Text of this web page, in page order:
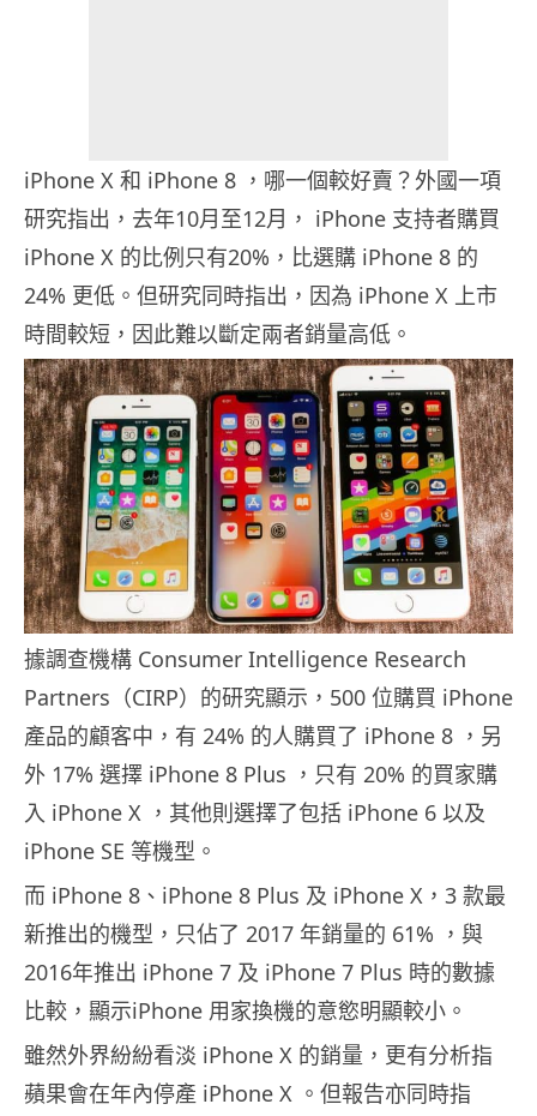
iPhone X 和 iPhone 8 ，哪一個較好賣？外國一項
研究指出，去年10月至12月， iPhone 支持者購買
iPhone X 的比例只有20%，比選購 iPhone 8 的
24% 更低。但研究同時指出，因為 iPhone X 上市
時間較短，因此難以斷定兩者銷量高低。
據調查機構 Consumer Intelligence Research
Partners（CIRP）的研究顯示，500 位購買 iPhone
產品的顧客中，有 24% 的人購買了 iPhone 8 ，另
外 17% 選擇 iPhone 8 Plus ，只有 20% 的買家購
入 iPhone X ，其他則選擇了包括 iPhone 6 以及
iPhone SE 等機型。
而 iPhone 8、iPhone 8 Plus 及 iPhone X，3 款最
新推出的機型，只佔了 2017 年銷量的 61% ，與
2016年推出 iPhone 7 及 iPhone 7 Plus 時的數據
比較，顯示iPhone 用家換機的意慾明顯較小。
雖然外界紛紛看淡 iPhone X 的銷量，更有分析指
蘋果會在年內停產 iPhone X 。但報告亦同時指